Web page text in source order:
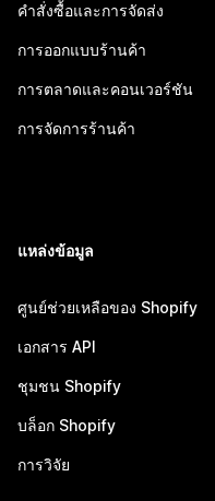
คำสั่งซื้อและการจัดส่ง
การออกแบบร้านค้า
การตลาดและคอนเวอร์ชัน
การจัดการร้านค้า
แหล่งข้อมูล
ศูนย์ช่วยเหลือของ Shopify
เอกสาร API
ชุมชน Shopify
บล็อก Shopify
การวิจัย